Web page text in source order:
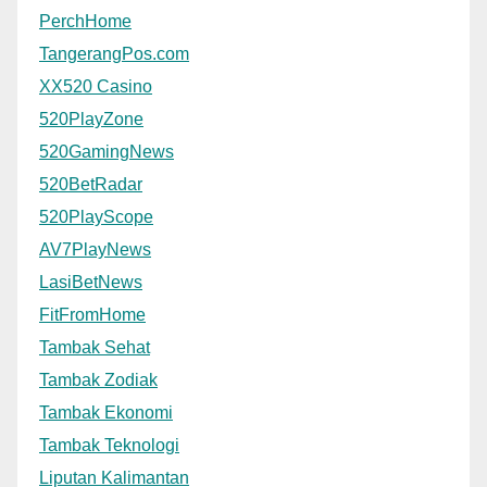
PerchHome
TangerangPos.com
XX520 Casino
520PlayZone
520GamingNews
520BetRadar
520PlayScope
AV7PlayNews
LasiBetNews
FitFromHome
Tambak Sehat
Tambak Zodiak
Tambak Ekonomi
Tambak Teknologi
Liputan Kalimantan